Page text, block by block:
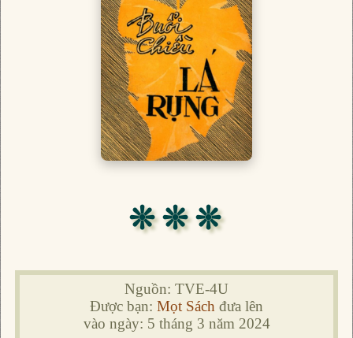
❊ ❊ ❊
Nguồn: TVE-4U
Được bạn: Mọt Sách đưa lên
vào ngày: 5 tháng 3 năm 2024